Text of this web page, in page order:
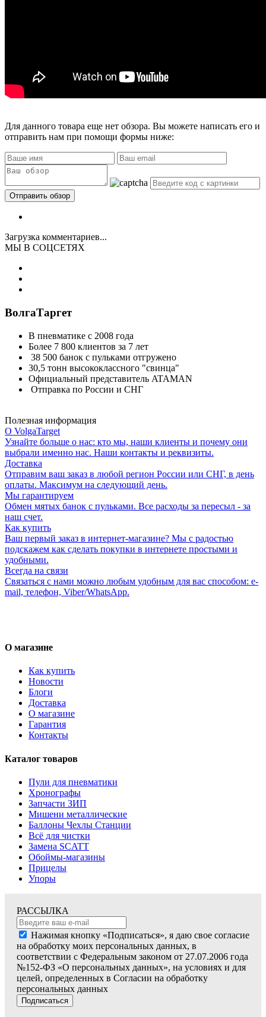
Для данного товара еще нет обзора. Вы можете написать его и
отправить нам при помощи формы ниже:
Загрузка комментариев...
МЫ В СОЦСЕТЯХ
ВолгаТаргет
В пневматике с 2008 года
Более 7 800 клиентов за 7 лет
38 500 банок с пульками отгружено
30,5 тонн высококлассного "свинца"
Официальный представитель ATAMAN
Отправка по России и СНГ
Полезная информация
О VolgaTarget
Узнайте больше о нас: кто мы, наши клиенты и почему они
выбрали именно нас. Наши контакты и реквизиты.
Доставка
Отправим ваш заказ в любой регион России или СНГ, в день
оплаты. Максимум на следующий день.
Мы гарантируем
Обмен мятых банок с пульками. Все расходы за пересыл - за
наш счет.
Как купить
Ваш первый заказ в интернет-магазине? Мы с радостью
подскажем как сделать покупки в интернете простыми и
удобными.
Всегда на связи
Связаться с нами можно любым удобным для вас способом: e-
mail, телефон, Viber/WhatsApp.
О магазине
Как купить
Новости
Блоги
Доставка
О магазине
Гарантия
Контакты
Каталог товаров
Пули для пневматики
Хронографы
Запчасти ЗИП
Мишени металлические
Баллоны Чехлы Станции
Всё для чистки
Замена SCATT
Обоймы-магазины
Прицелы
Упоры
РАССЫЛКА
Нажимая кнопку «Подписаться», я даю свое согласие
на обработку моих персональных данных, в
соответствии с Федеральным законом от 27.07.2006 года
№152-ФЗ «О персональных данных», на условиях и для
целей, определенных в Согласии на обработку
персональных данных
Подписаться